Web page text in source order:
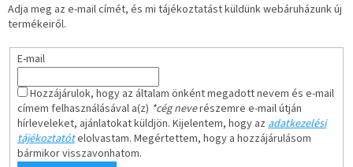
Adja meg az e-mail címét, és mi tájékoztatást küldünk webáruházunk új
termékeiről.
E-mail
Hozzájárulok, hogy az általam önként megadott nevem és e-mail
címem felhasználásával a(z) *cég neverészemre e-mail útján
hírleveleket, ajánlatokat küldjön. Kijelentem, hogy az adatkezelési
tájékoztatótelolvastam. Megértettem, hogy a hozzájárulásom
bármikor visszavonhatom.